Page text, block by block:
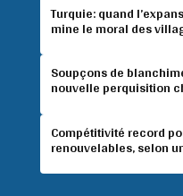
Turquie: quand
mine le moral des
Soupçons de
nouvelle perquisition
Compétitivité record
renouvelables, selon